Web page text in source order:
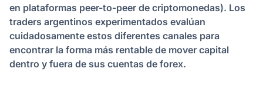
en plataformas peer-to-peer de criptomonedas). Los
traders argentinos experimentados evalúan
cuidadosamente estos diferentes canales para
encontrar la forma más rentable de mover capital
dentro y fuera de sus cuentas de forex.